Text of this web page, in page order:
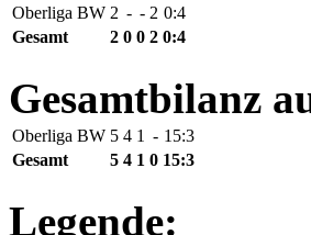
Oberliga BW 2 - - 2 0:4
Gesamt
2 0 0 2 0:4
Gesamtbilanz
Oberliga BW 5 4 1 - 15:3
Gesamt
5 4 1 0 15:3
Legende: